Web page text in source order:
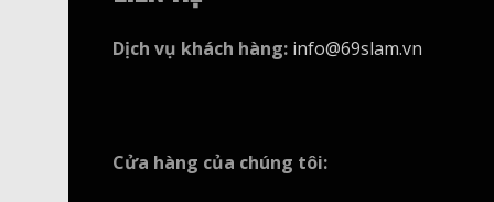
Dịch vụ khách hàng: info@69slam.vn
Cửa hàng của chúng tôi: